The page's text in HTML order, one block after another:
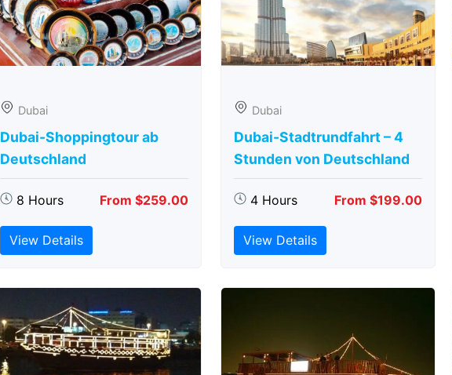
Dubai
Dubai-Shoppingtour ab
Deutschland
8 Hours From $259.00
View Details
Dubai
Dubai-Stadtrundfahrt – 4
Stunden von Deutschland
4 Hours From $199.00
View Details